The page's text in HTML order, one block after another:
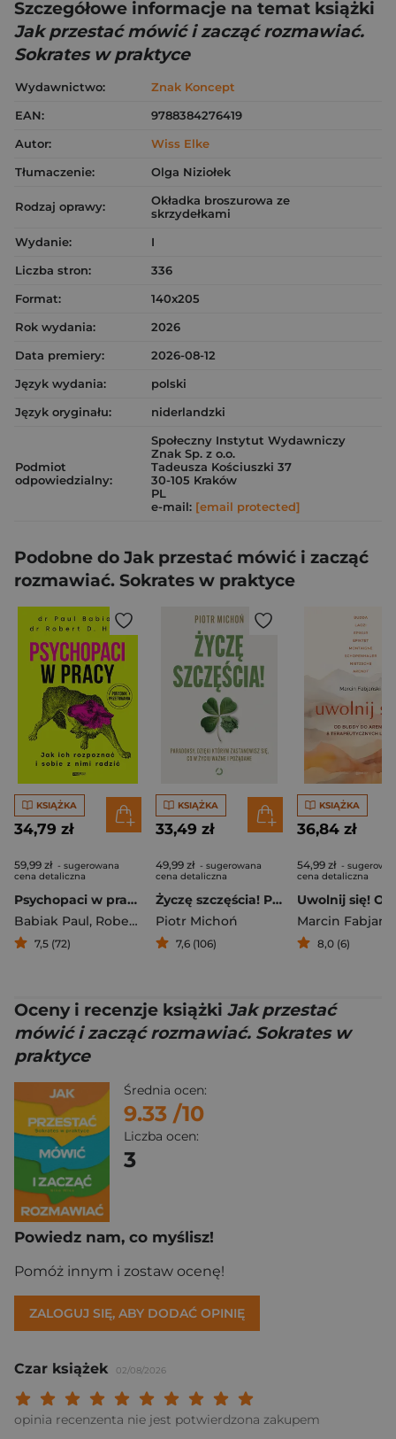
Szczegółowe informacje na temat książki
Jak przestać mówić i zacząć rozmawiać.
Sokrates w praktyce
Wydawnictwo:
Znak Koncept
EAN:
9788384276419
Autor:
Wiss Elke
Tłumaczenie:
Olga Niziołek
Rodzaj oprawy:
Okładka broszurowa ze
skrzydełkami
Wydanie:
I
Liczba stron:
336
Format:
140x205
Rok wydania:
2026
Data premiery:
2026-08-12
Język wydania:
polski
Język oryginału:
niderlandzki
Podmiot
odpowiedzialny:
Społeczny Instytut Wydawniczy
Znak Sp. z o.o.
Tadeusza Kościuszki 37
30-105 Kraków
PL
e-mail: [email protected]
Podobne do Jak przestać mówić i zacząć
rozmawiać. Sokrates w praktyce
KSIĄŻKA
34,79 zł
59,99 zł - sugerowana
cena detaliczna
Psychopaci w pracy. Jak ich rozpoznać i sobie z nimi radzić
Babiak Paul, Robert D. Hare
7,5 (72)
KSIĄŻKA
33,49 zł
49,99 zł - sugerowana
cena detaliczna
Życzę szczęścia! Paradoksy, dzięki którym zastanowisz się, co w życiu ważne i pożądane
Piotr Michoń
7,6 (106)
KSIĄŻKA
36,84 zł
54,99 zł -
cena detaliczna
Marcin
8,0 (6)
Oceny i recenzje książki Jak przestać
mówić i zacząć rozmawiać. Sokrates w
praktyce
Średnia ocen:
9.33 /10
Liczba ocen:
3
Powiedz nam, co myślisz!
Pomóż innym i zostaw ocenę!
ZALOGUJ SIĘ, ABY DODAĆ OPINIĘ
Czar książek 02/08/2026
Twoja ocena:
Twoja ocena: Wybitna 9/
Twoja ocena: Rewelacyjna 8/
Twoja ocena: Bardzo dobra 7/10"
Twoja ocena: Dobra 6/10"
Twoja ocena: Przeciętna 5/10"
Twoja ocena: Może być 4/10"
Twoja ocena: Słaba 3/10"
Twoja ocena: Bardzo słaba 2/10"
Twoja ocena: Beznadziejna 1/10"
opinia recenzenta nie jest potwierdzona zakupem